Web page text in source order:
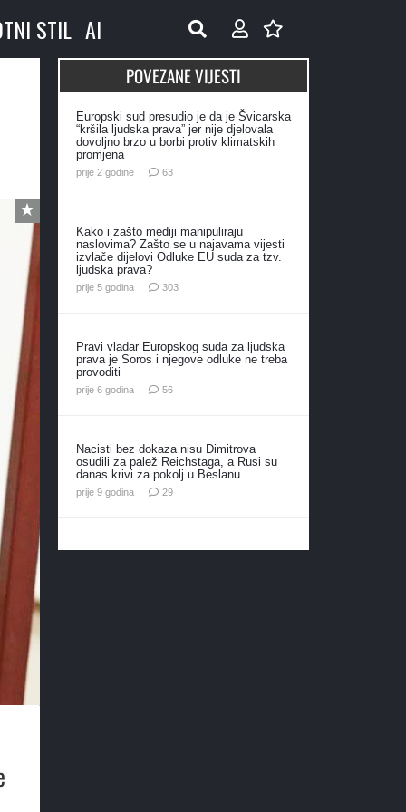
STIL AI
POVEZANE VIJESTI
Europski sud presudio je da je Švicarska
“kršila ljudska prava” jer nije djelovala
dovoljno brzo u borbi protiv klimatskih
promjena
prije 2 godine 63komentara
Kako i zašto mediji manipuliraju
naslovima? Zašto se u najavama vijesti
izvlače dijelovi Odluke EU suda za tzv.
ljudska prava?
prije 5 godina 303komentara
Pravi vladar Europskog suda za ljudska
prava je Soros i njegove odluke ne treba
provoditi
prije 6 godina 56komentara
Nacisti bez dokaza nisu Dimitrova
osudili za palež Reichstaga, a Rusi su
danas krivi za pokolj u Beslanu
prije 9 godina 29komentara